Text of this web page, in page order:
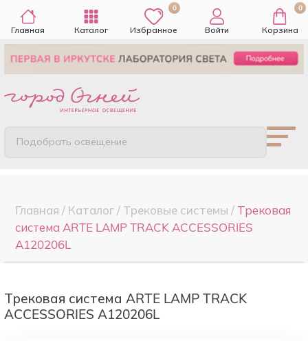
Главная Каталог
0
Избранное Войти
0
Корзина
Подобрать освещение
Главная / Каталог/ Трековые системы / Трековая
система ARTE LAMP TRACK ACCESSORIES
A120206L
Трековая система ARTE LAMP TRACK
ACCESSORIES A120206L